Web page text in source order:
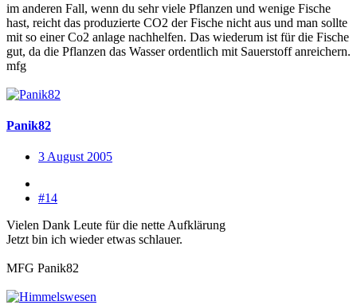
im anderen Fall, wenn du sehr viele Pflanzen und wenige Fische
hast, reicht das produzierte CO2 der Fische nicht aus und man sollte
mit so einer Co2 anlage nachhelfen. Das wiederum ist für die Fische
gut, da die Pflanzen das Wasser ordentlich mit Sauerstoff anreichern.
mfg
Panik82
3 August 2005
#14
Vielen Dank Leute für die nette Aufklärung
Jetzt bin ich wieder etwas schlauer.
MFG Panik82